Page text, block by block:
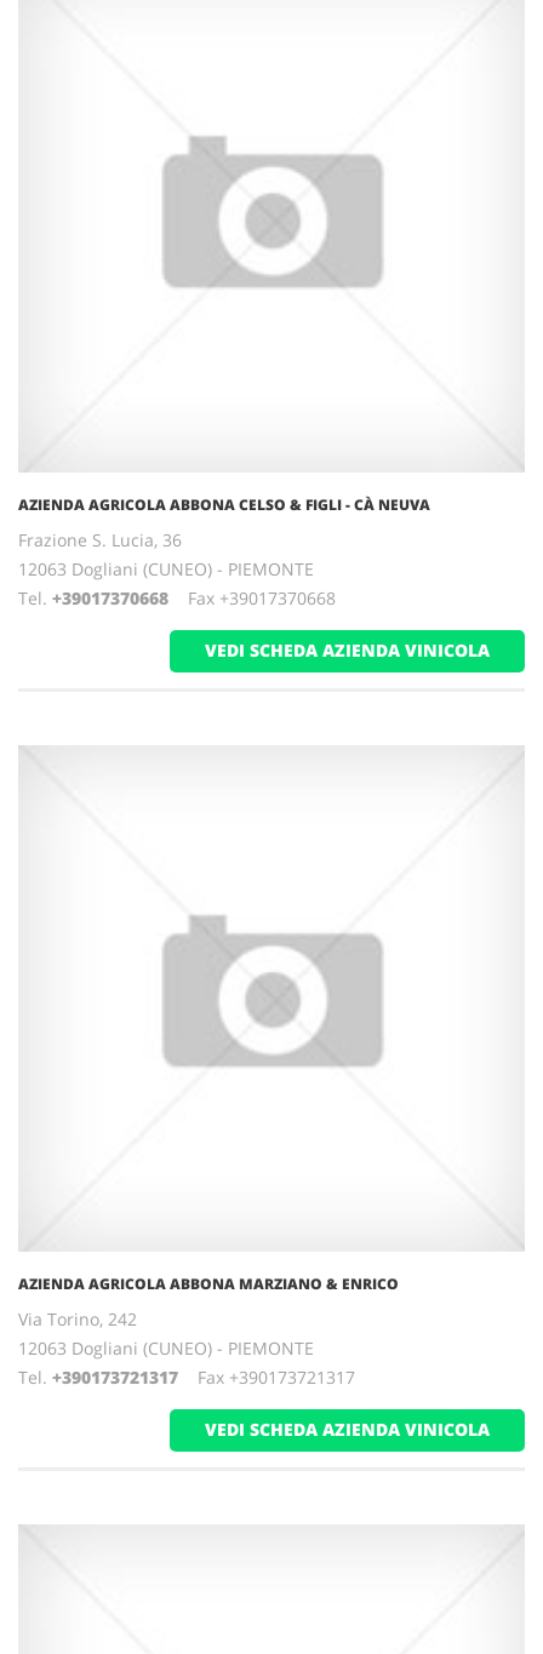
AZIENDA AGRICOLA ABBONA CELSO & FIGLI - CÀ NEUVA
Frazione S. Lucia, 36
12063 Dogliani (CUNEO) - PIEMONTE
Tel. +39017370668 Fax +39017370668
VEDI SCHEDA AZIENDA VINICOLA
AZIENDA AGRICOLA ABBONA MARZIANO & ENRICO
Via Torino, 242
12063 Dogliani (CUNEO) - PIEMONTE
Tel. +390173721317 Fax +390173721317
VEDI SCHEDA AZIENDA VINICOLA